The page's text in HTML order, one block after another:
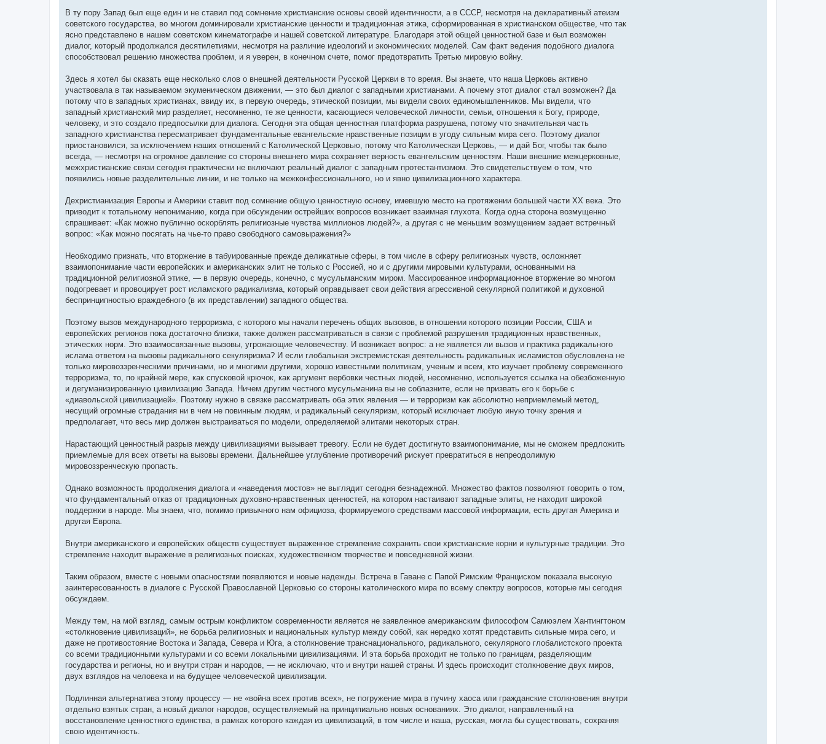
В ту пору Запад был еще един и не ставил под сомнение христианские основы своей идентичности, а в СССР, несмотря на декларативный атеизм
советского государства, во многом доминировали христианские ценности и традиционная этика, сформированная в христианском обществе, что так
ясно представлено в нашем советском кинематографе и нашей советской литературе. Благодаря этой общей ценностной базе и был возможен
диалог, который продолжался десятилетиями, несмотря на различие идеологий и экономических моделей. Сам факт ведения подобного диалога
способствовал решению множества проблем, и я уверен, в конечном счете, помог предотвратить Третью мировую войну.
Здесь я хотел бы сказать еще несколько слов о внешней деятельности Русской Церкви в то время. Вы знаете, что наша Церковь активно
участвовала в так называемом экуменическом движении, — это был диалог с западными христианами. А почему этот диалог стал возможен? Да
потому что в западных христианах, ввиду их, в первую очередь, этической позиции, мы видели своих единомышленников. Мы видели, что
западный христианский мир разделяет, несомненно, те же ценности, касающиеся человеческой личности, семьи, отношения к Богу, природе,
человеку, и это создало предпосылки для диалога. Сегодня эта общая ценностная платформа разрушена, потому что значительная часть
западного христианства пересматривает фундаментальные евангельские нравственные позиции в угоду сильным мира сего. Поэтому диалог
приостановился, за исключением наших отношений с Католической Церковью, потому что Католическая Церковь, — и дай Бог, чтобы так было
всегда, — несмотря на огромное давление со стороны внешнего мира сохраняет верность евангельским ценностям. Наши внешние межцерковные,
межхристианские связи сегодня практически не включают реальный диалог с западным протестантизмом. Это свидетельствуем о том, что
появились новые разделительные линии, и не только на межконфессионального, но и явно цивилизационного характера.
Дехристианизация Европы и Америки ставит под сомнение общую ценностную основу, имевшую место на протяжении большей части XX века. Это
приводит к тотальному непониманию, когда при обсуждении острейших вопросов возникает взаимная глухота. Когда одна сторона возмущенно
спрашивает: «Как можно публично оскорблять религиозные чувства миллионов людей?», а другая с не меньшим возмущением задает встречный
вопрос: «Как можно посягать на чье-то право свободного самовыражения?»
Необходимо признать, что вторжение в табуированные прежде деликатные сферы, в том числе в сферу религиозных чувств, осложняет
взаимопонимание части европейских и американских элит не только с Россией, но и с другими мировыми культурами, основанными на
традиционной религиозной этике, — в первую очередь, конечно, с мусульманским миром. Массированное информационное вторжение во многом
подогревает и провоцирует рост исламского радикализма, который оправдывает свои действия агрессивной секулярной политикой и духовной
беспринципностью враждебного (в их представлении) западного общества.
Поэтому вызов международного терроризма, с которого мы начали перечень общих вызовов, в отношении которого позиции России, США и
европейских регионов пока достаточно близки, также должен рассматриваться в связи с проблемой разрушения традиционных нравственных,
этических норм. Это взаимосвязанные вызовы, угрожающие человечеству. И возникает вопрос: а не является ли вызов и практика радикального
ислама ответом на вызовы радикального секуляризма? И если глобальная экстремистская деятельность радикальных исламистов обусловлена не
только мировоззренческими причинами, но и многими другими, хорошо известными политикам, ученым и всем, кто изучает проблему современного
терроризма, то, по крайней мере, как спусковой крючок, как аргумент вербовки честных людей, несомненно, используется ссылка на обезбоженную
и дегуманизированную цивилизацию Запада. Ничем другим честного мусульманина вы не соблазните, если не призвать его к борьбе с
«диавольской цивилизацией». Поэтому нужно в связке рассматривать оба этих явления — и терроризм как абсолютно неприемлемый метод,
несущий огромные страдания ни в чем не повинным людям, и радикальный секуляризм, который исключает любую иную точку зрения и
предполагает, что весь мир должен выстраиваться по модели, определяемой элитами некоторых стран.
Нарастающий ценностный разрыв между цивилизациями вызывает тревогу. Если не будет достигнуто взаимопонимание, мы не сможем предложить
приемлемые для всех ответы на вызовы времени. Дальнейшее углубление противоречий рискует превратиться в непреодолимую
мировоззренческую пропасть.
Однако возможность продолжения диалога и «наведения мостов» не выглядит сегодня безнадежной. Множество фактов позволяют говорить о том,
что фундаментальный отказ от традиционных духовно-нравственных ценностей, на котором настаивают западные элиты, не находит широкой
поддержки в народе. Мы знаем, что, помимо привычного нам официоза, формируемого средствами массовой информации, есть другая Америка и
другая Европа.
Внутри американского и европейских обществ существует выраженное стремление сохранить свои христианские корни и культурные традиции. Это
стремление находит выражение в религиозных поисках, художественном творчестве и повседневной жизни.
Таким образом, вместе с новыми опасностями появляются и новые надежды. Встреча в Гаване с Папой Римским Франциском показала высокую
заинтересованность в диалоге с Русской Православной Церковью со стороны католического мира по всему спектру вопросов, которые мы сегодня
обсуждаем.
Между тем, на мой взгляд, самым острым конфликтом современности является не заявленное американским философом Самюэлем Хантингтоном
«столкновение цивилизаций», не борьба религиозных и национальных культур между собой, как нередко хотят представить сильные мира сего, и
даже не противостояние Востока и Запада, Севера и Юга, а столкновение транснационального, радикального, секулярного глобалистского проекта
со всеми традиционными культурами и со всеми локальными цивилизациями. И эта борьба проходит не только по границам, разделяющим
государства и регионы, но и внутри стран и народов, — не исключаю, что и внутри нашей страны. И здесь происходит столкновение двух миров,
двух взглядов на человека и на будущее человеческой цивилизации.
Подлинная альтернатива этому процессу — не «война всех против всех», не погружение мира в пучину хаоса или гражданские столкновения внутри
отдельно взятых стран, а новый диалог народов, осуществляемый на принципиально новых основаниях. Это диалог, направленный на
восстановление ценностного единства, в рамках которого каждая из цивилизаций, в том числе и наша, русская, могла бы существовать, сохраняя
свою идентичность.